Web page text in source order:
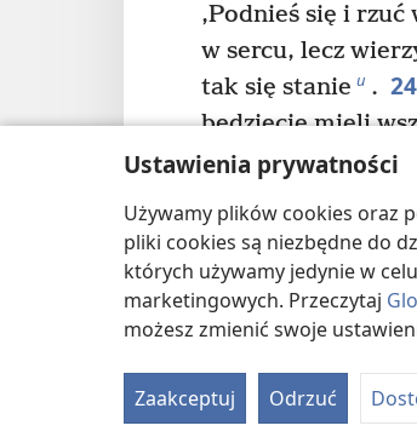
Ustawienia prywatności
Używamy plików cookies oraz
pliki cookies są niezbędne do
których używamy jedynie w
marketingowych. Przeczytaj
możesz zmienić swoje
Zaakceptuj Odrzuć
‚Podnieś się i rzuć
w sercu, lecz
tak się stanie u . 24
będziecie mieli
prosicie, jeśli
wszystko, co
który jest w
przewinienia” w .
27 I znowu
po świątyni,
uczeni w piśmie i